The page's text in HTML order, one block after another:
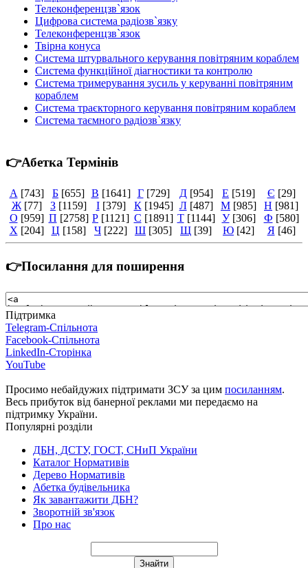
Телеконференцзв`язок
Цифрова система радіозв`язку
Телеконференцзв`язок
Твірна конуса
Система штурвального керування повітряним кораблем
Система функційної діагностики та контролю
Система тримерування зусиль у керуванні повітряним
кораблем
Система траєкторного керування повітряним кораблем
Система таємного радіозв`язку
👉Абетка Термінів
А [743] Б [655] В [1641] Г [729] Д [954] Е [519] Є [29]
Ж [77] З [1159] І [379] К [1945] Л [487] М [985] Н [981]
О [959] П [2758] Р [1121] С [1891] Т [1144] У [306] Ф [580]
Х [204] Ц [158] Ч [222] Ш [305] Щ [39] Ю [42] Я [46]
👉Посилання для поширення
Підтримка
Telegram-Спільнота
Facebook-Спільнота
LinkedIn-Сторінка
YouTube
Просимо небайдужих підтримати ЗСУ за цим посиланням.
Весь прибуток від банерної реклами ми передаємо на
підтримку України.
Популярні розділи
ДБН, ДСТУ, ГОСТ, СНиП України
Каталог Нормативів
Дерево Нормативів
Абетка будівельника
Як завантажити ДБН?
Зворотній зв'язок
Про нас